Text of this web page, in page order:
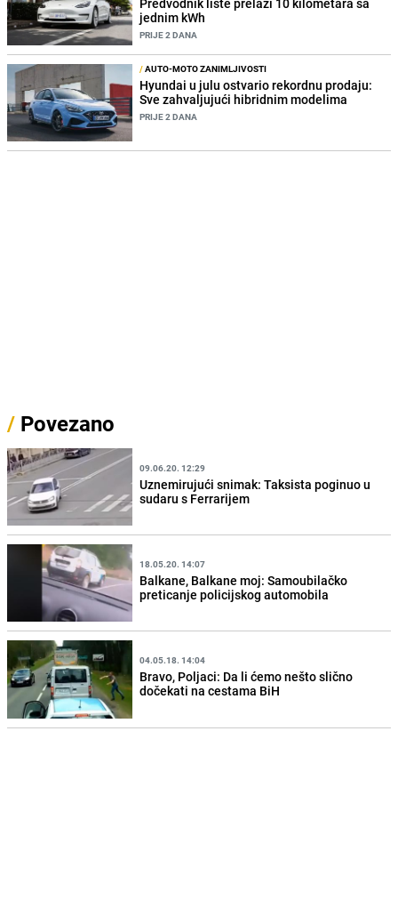
jednim kWh
PRIJE 2 DANA
/AUTO-MOTO ZANIMLJIVOSTI
Hyundai u julu ostvario rekordnu prodaju:
Sve zahvaljujući hibridnim modelima
PRIJE 2 DANA
/ Povezano
09.06.20. 12:29
Uznemirujući snimak: Taksista poginuo u
sudaru s Ferrarijem
18.05.20. 14:07
Balkane, Balkane moj: Samoubilačko
preticanje policijskog automobila
04.05.18. 14:04
Bravo, Poljaci: Da li ćemo nešto slično
dočekati na cestama BiH